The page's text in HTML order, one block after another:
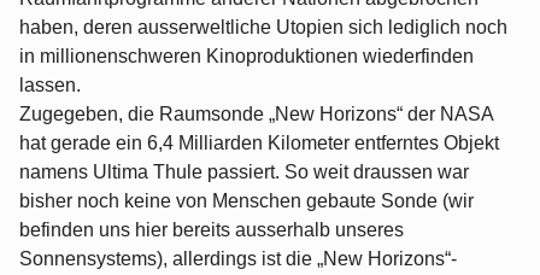
haben, deren ausserweltliche Utopien sich lediglich noch
in millionenschweren Kinoproduktionen wiederfinden
lassen.
Zugegeben, die Raumsonde „New Horizons“ der NASA
hat gerade ein 6,4 Milliarden Kilometer entferntes Objekt
namens Ultima Thule passiert. So weit draussen war
bisher noch keine von Menschen gebaute Sonde (wir
befinden uns hier bereits ausserhalb unseres
Sonnensystems), allerdings ist die „New Horizons“-